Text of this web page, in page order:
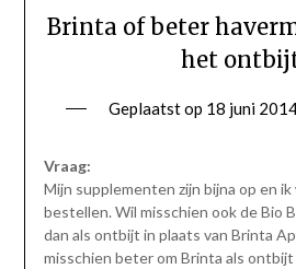
Brinta of beter
het
Geplaatst op 18 juni
Vraag:
Mijn supplementen zijn bijna op en
bestellen. Wil misschien ook de Bio
dan als ontbijt in plaats van Brinta
misschien beter om Brinta als